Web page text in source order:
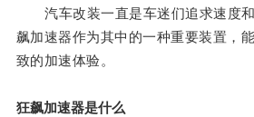
汽车改装一直是车迷们追求速度和
飙加速器作为其中的一种重要装置，
致的加速体验。
狂飙加速器是什么